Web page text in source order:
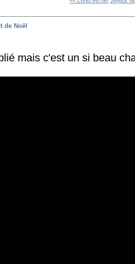
de Noël
mais c'est un si beau